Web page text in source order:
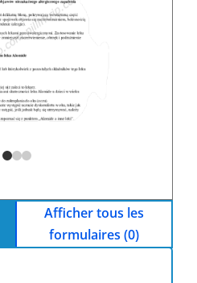
Afficher tous les
formulaires (0)